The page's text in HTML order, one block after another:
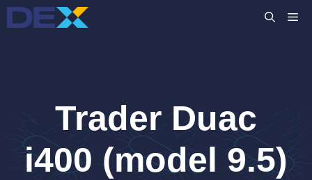
컨
텐
Trader Duac
i400 (model 9.5)